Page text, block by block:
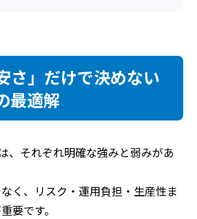
さ」だけで決めない
最適解
、それぞれ明確な強みと弱みがあ
く、リスク・運用負担・生産性ま
要です。